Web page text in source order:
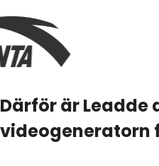
Därför är Leadde
videogeneratorn